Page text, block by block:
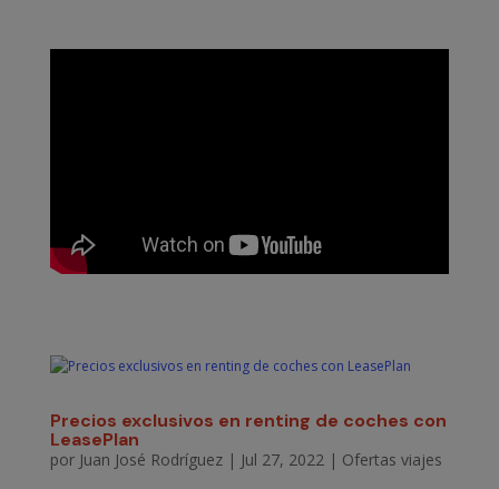
Precios exclusivos en renting de coches con
LeasePlan
por Juan José Rodríguez| Jul 27, 2022| Ofertas viajes